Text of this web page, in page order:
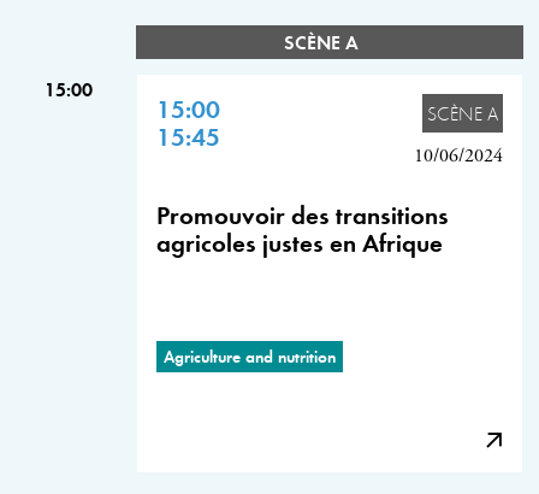
SCÈNE A
15:00
15:00
15:45
SCÈNE A
10/06/2024
Promouvoir des transitions
agricoles justes en Afrique
Agriculture and nutrition